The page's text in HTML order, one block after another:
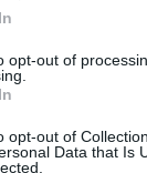
opt-out of
opt-out of
Data that Is